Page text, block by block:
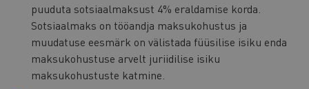
puuduta sotsiaalmaksust 4% eraldamise korda.
Sotsiaalmaks on tööandja maksukohustus ja
muudatuse eesmärk on välistada füüsilise isiku enda
maksukohustuse arvelt juriidilise isiku
maksukohustuste katmine.